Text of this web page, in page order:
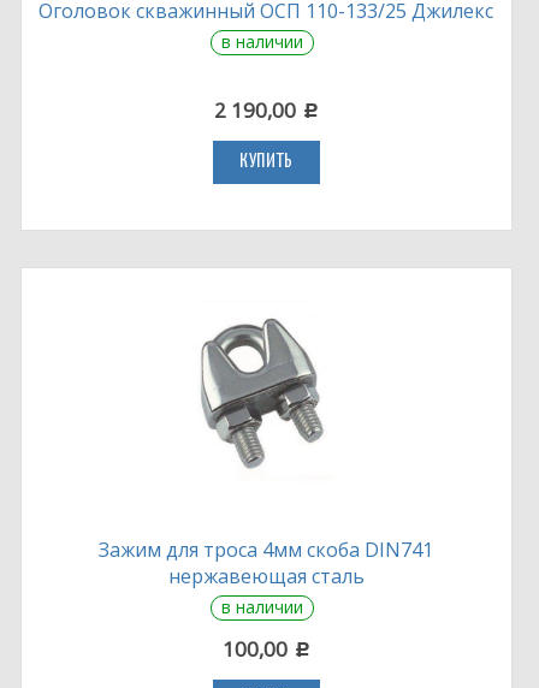
Оголовок скважинный ОСП 110-133/25 Джилекс
в наличии
2 190,00 c
КУПИТЬ
Зажим для троса 4мм скоба DIN741
нержавеющая сталь
в наличии
100,00 c